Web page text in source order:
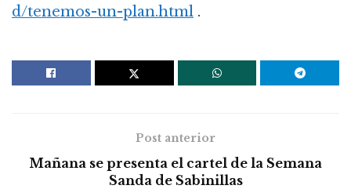
d/tenemos-un-plan.html .
Post anterior
Mañana se presenta el cartel de la Semana
Sanda de Sabinillas